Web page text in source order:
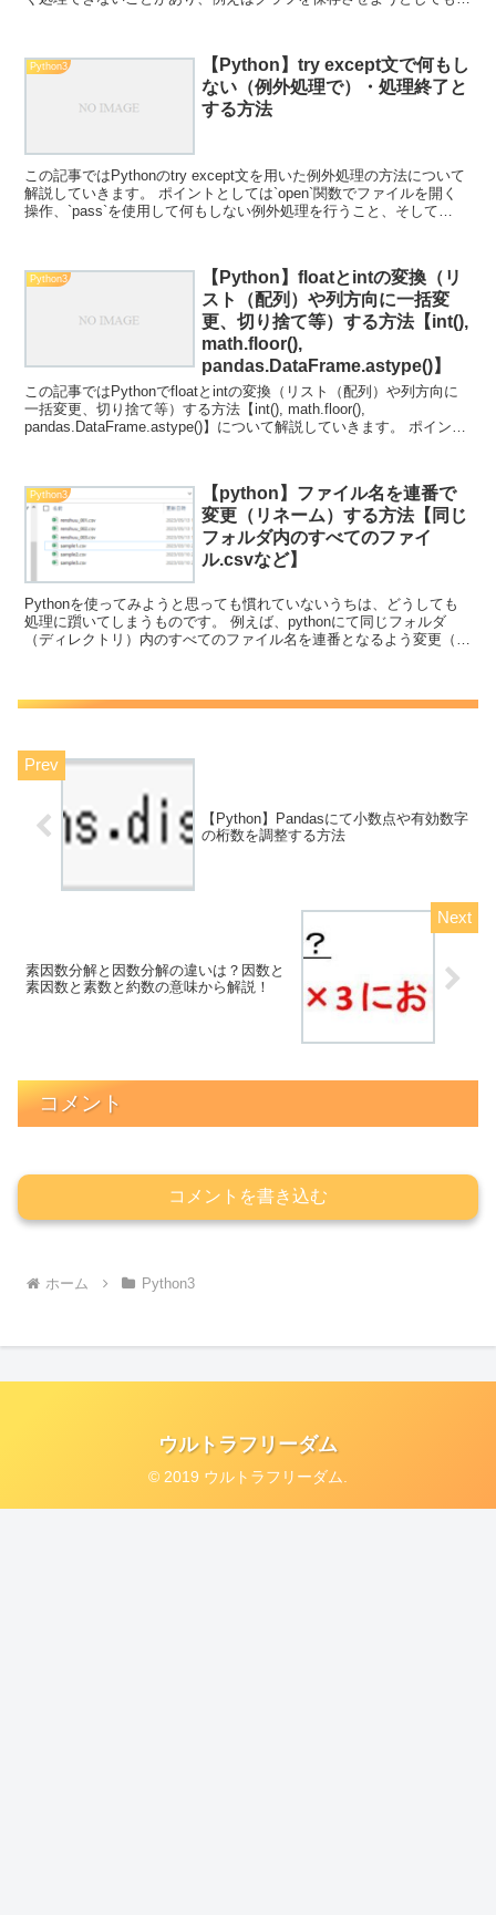
Python3
【Python】try except文で何もし
ない（例外処理で）・処理終了と
する方法
この記事ではPythonのtry except文を用いた例外処理の方法について
解説していきます。 ポイントとしては`open`関数でファイルを開く
操作、`pass`を使用して何もしない例外処理を行うこと、そして
Python3
【Python】floatとintの変換（リ
スト（配列）や列方向に一括変
更、切り捨て等）する方法【int(),
math.floor(),
pandas.DataFrame.astype()】
この記事ではPythonでfloatとintの変換（リスト（配列）や列方向に
一括変更、切り捨て等）する方法【int(), math.floor(),
pandas.DataFrame.astype()】について解説していきます。 ポイント
Python3
【python】ファイル名を連番で
変更（リネーム）する方法【同じ
フォルダ内のすべてのファイ
ル.csvなど】
Pythonを使ってみようと思っても慣れていないうちは、どうしても
処理に躓いてしまうものです。 例えば、pythonにて同じフォルダ
（ディレクトリ）内のすべてのファイル名を連番となるよう変更（リ
【Python】Pandasにて小数点や有効数字
の桁数を調整する方法
素因数分解と因数分解の違いは？因数と
素因数と素数と約数の意味から解説！
コメント
コメントを書き込む
ホーム Python3
ウルトラフリーダム
© 2019 ウルトラフリーダム.